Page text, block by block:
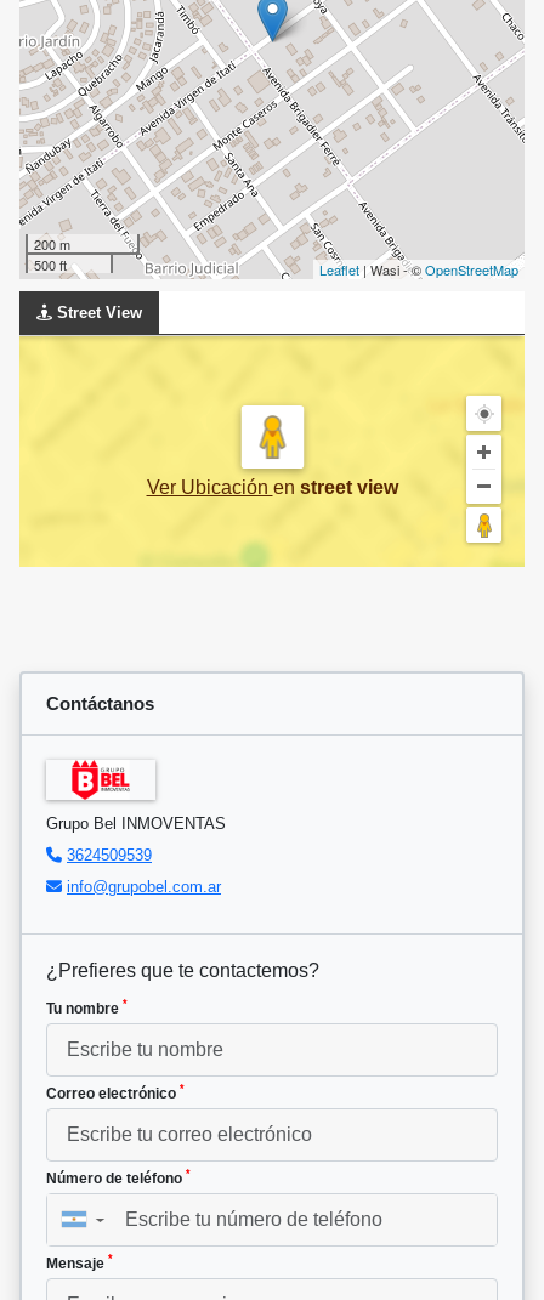
200 m
500 ft
Leaflet | Wasi - ©OpenStreetMap
Street View
Ver Ubicación en street view
Contáctanos
Grupo Bel INMOVENTAS
3624509539
info@grupobel.com.ar
¿Prefieres que te contactemos?
Tu nombre *
Correo electrónico *
Número de teléfono *
▼
Mensaje *